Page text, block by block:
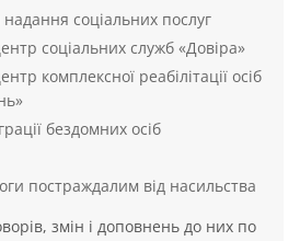
соціальних послуг
соціальних служб «Довіра»
комплексної реабілітації осіб
бездомних осіб
постраждалим від насильства
змін і доповнень до них по